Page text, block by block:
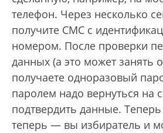
телефон. Через несколько
получите СМС с
номером. После проверки
данных (а это может занять
получаете одноразовый
паролем надо вернуться на
подтвердить данные.
теперь — вы избиратель и